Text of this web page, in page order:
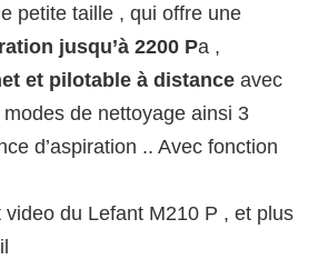
petite taille , qui offre une
jusqu’à 2200 Pa ,
et pilotable à distance avec
de nettoyage ainsi 3
d’aspiration .. Avec fonction
du Lefant M210 P , et plus